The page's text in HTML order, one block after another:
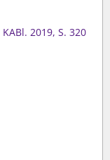
KABl. 2019, S. 320